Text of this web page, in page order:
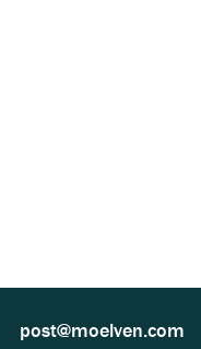
post@moelven.com